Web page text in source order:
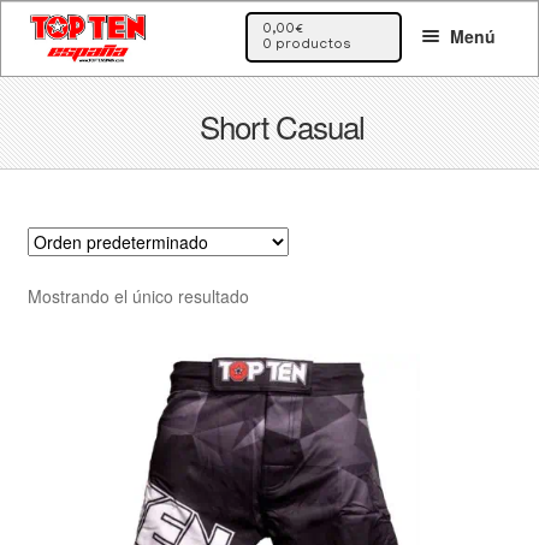
Ir
a
la
navegación
Ir
al
contenido
Menú
0,00€
0 productos
Short Casual
Mostrando el único resultado